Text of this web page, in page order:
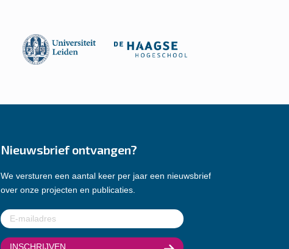
Nieuwsbrief ontvangen?
We versturen een aantal keer per jaar een nieuwsbrief
over onze projecten en publicaties.
E-
mailadres(Vereist)